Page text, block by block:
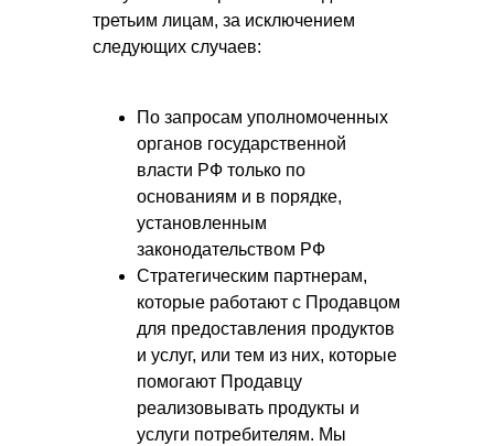
третьим лицам, за исключением
следующих случаев:
По запросам уполномоченных
органов государственной
власти РФ только по
основаниям и в порядке,
установленным
законодательством РФ
Стратегическим партнерам,
которые работают с Продавцом
для предоставления продуктов
и услуг, или тем из них, которые
помогают Продавцу
реализовывать продукты и
услуги потребителям. Мы